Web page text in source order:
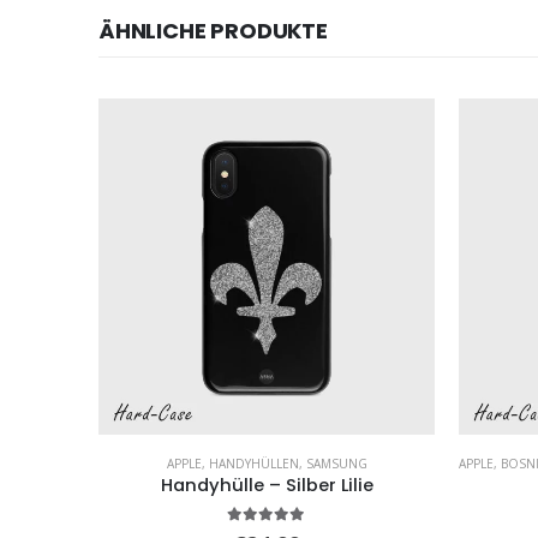
ÄHNLICHE PRODUKTE
APPLE, HANDYHÜLLEN, SAMSUNG
Handyhülle – Silber Lilie
APPLE,